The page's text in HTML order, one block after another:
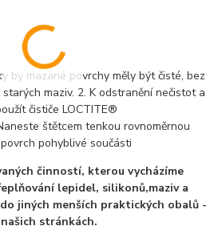
by mazané povrchy měly být čisté, bez
maziv. 2. K odstranění nečistot a
čističe LOCTITE®
štětcem tenkou rovnoměrnou
pohyblivé součásti
činností, kterou vycházíme
lepidel, silikonů,maziv a
jiných menších praktických obalů -
stránkách.